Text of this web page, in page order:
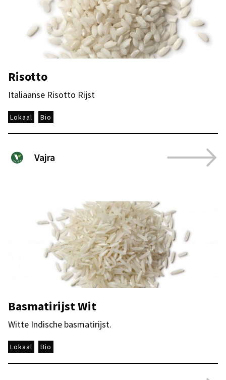
Risotto
Italiaanse Risotto Rijst
Lokaal Bio
Vajra
Basmatirijst Wit
Witte Indische basmatirijst.
Lokaal Bio